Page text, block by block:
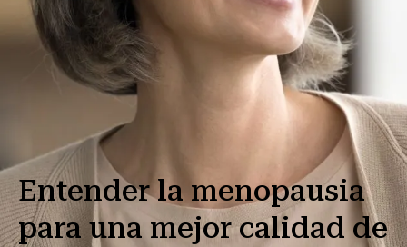
Entender la menopausia
para una mejor calidad de